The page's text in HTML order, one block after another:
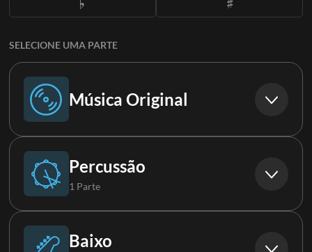
SELECIONE UMA PARTE
Música Original
Música Original
Percussão
1 Parte
Bateria
Baixo